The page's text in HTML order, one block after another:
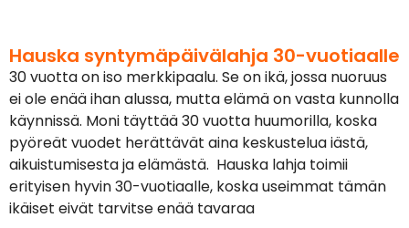
Hauska syntymäpäivälahja 30-vuotiaalle
30 vuotta on iso merkkipaalu. Se on ikä, jossa nuoruus
ei ole enää ihan alussa, mutta elämä on vasta kunnolla
käynnissä. Moni täyttää 30 vuotta huumorilla, koska
pyöreät vuodet herättävät aina keskustelua iästä,
aikuistumisesta ja elämästä. Hauska lahja toimii
erityisen hyvin 30-vuotiaalle, koska useimmat tämän
ikäiset eivät tarvitse enää tavaraa